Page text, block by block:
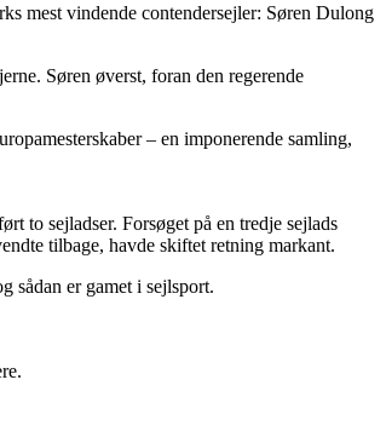
mest vindende contendersejler: Søren Dulong
Søren øverst, foran den regerende
– en imponerende samling,
to sejladser. Forsøget på en tredje sejlads
tilbage, havde skiftet retning markant.
sådan er gamet i sejlsport.